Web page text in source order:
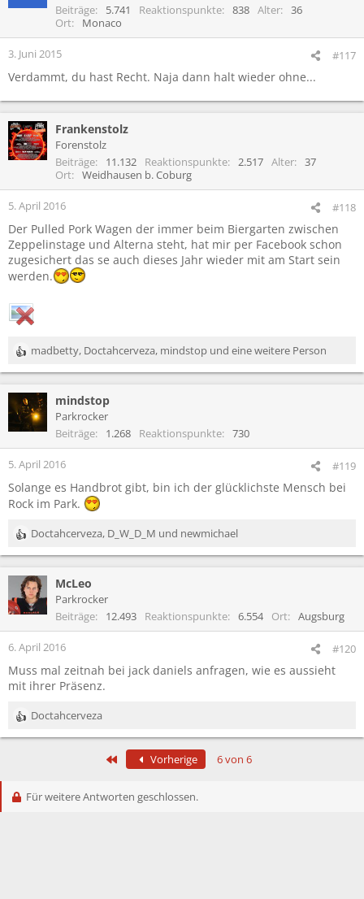
Beiträge
5.741 Reaktionspunkte 838 Alter
36
Ort
Monaco
3. Juni 2015 #117
Verdammt, du hast Recht. Naja dann halt wieder ohne...
Frankenstolz
Forenstolz
Beiträge
11.132 Reaktionspunkte 2.517 Alter
37
Ort
Weidhausen b. Coburg
5. April 2016 #118
Der Pulled Pork Wagen der immer beim Biergarten zwischen
Zeppelinstage und Alterna steht, hat mir per Facebook schon
zugesichert das se auch dieses Jahr wieder mit am Start sein
werden.
R
e
k
t
i
n
:
madbetty, Doctahcerveza, mindstop und eine weitere Person
mindstop
Parkrocker
Beiträge
1.268 Reaktionspunkte 730
5. April 2016 #119
Solange es Handbrot gibt, bin ich der glücklichste Mensch bei
Rock im Park.
R
e
t
i
n
:
Doctahcerveza, D_W_D_M und newmichael
McLeo
Parkrocker
Beiträge
12.493 Reaktionspunkte 6.554 Ort Augsburg
6. April 2016 #120
Muss mal zeitnah bei jack daniels anfragen, wie es aussieht
mit ihrer Präsenz.
R
e
i
Doctahcerveza
Erste Vorherige 6 von 6
Für weitere Antworten geschlossen.